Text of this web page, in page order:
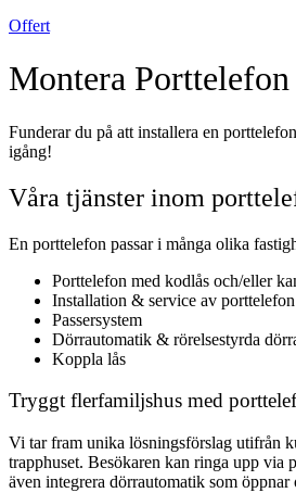
Offert
Montera
Funderar du på att installera en
igång!
Våra tjänster inom
En porttelefon passar i många olika
Porttelefon med kodlås och/eller
Installation & service av porttelefon
Passersystem
Dörrautomatik & rörelsestyrda
Koppla lås
Tryggt flerfamiljshus med
Vi tar fram unika lösningsförslag utifrån
trapphuset. Besökaren kan ringa upp via
även integrera dörrautomatik som